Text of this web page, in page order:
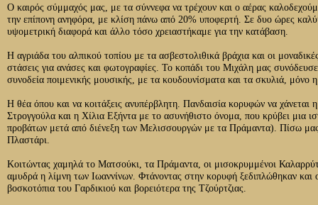
Ο καιρός σύμμαχός μας, με τα σύννεφα να τρέχουν και ο αέρας
την επίπονη ανηφόρα, με κλίση πάνω από 20% υποφερτή. Σε δυο ώρες
υψομετρική διαφορά και άλλο τόσο χρειαστήκαμε για την κατάβαση.
Η αγριάδα του αλπικού τοπίου με τα ασβεστολιθικά βράχια και οι
στάσεις για ανάσες και φωτογραφίες. Το κοπάδι του Μιχάλη μας
συνοδεία ποιμενικής μουσικής, με τα κουδουνίσματα και τα σκυλιά, μόνο
Η θέα όπου και να κοιτάξεις ανυπέρβλητη. Πανδαισία κορυφών να
Στρογγούλα και η Χίλια Εξήντα με το ασυνήθιστο όνομα, που κρύβει μια
προβάτων μετά από διένεξη των Μελισσουργών με τα Πράμαντα). Πίσω
Πλαστάρι.
Κοιτώντας χαμηλά το Ματσούκι, τα Πράμαντα, οι μισοκρυμμένοι
αμυδρά η λίμνη των Ιωαννίνων. Φτάνοντας στην κορυφή ξεδιπλώθηκαν και
βοσκοτόπια του Γαρδικιού και βορειότερα της Τζούρτζιας.